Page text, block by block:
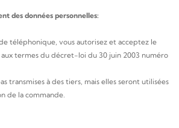
des données personnelles:
téléphonique, vous autorisez et acceptez le
termes du décret-loi du 30 juin 2003 numéro
transmises à des tiers, mais elles seront utilisées
de la commande.